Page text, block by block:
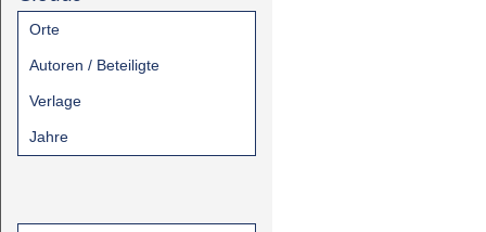
Orte
Autoren / Beteiligte
Verlage
Jahre